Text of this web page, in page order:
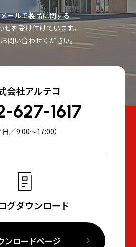
ールで製品に関する
せを受け付けています。
問い合わせください。
会社アルテコ
627-1617
日／9:00～17:00）
グダウンロード
ンロードページ